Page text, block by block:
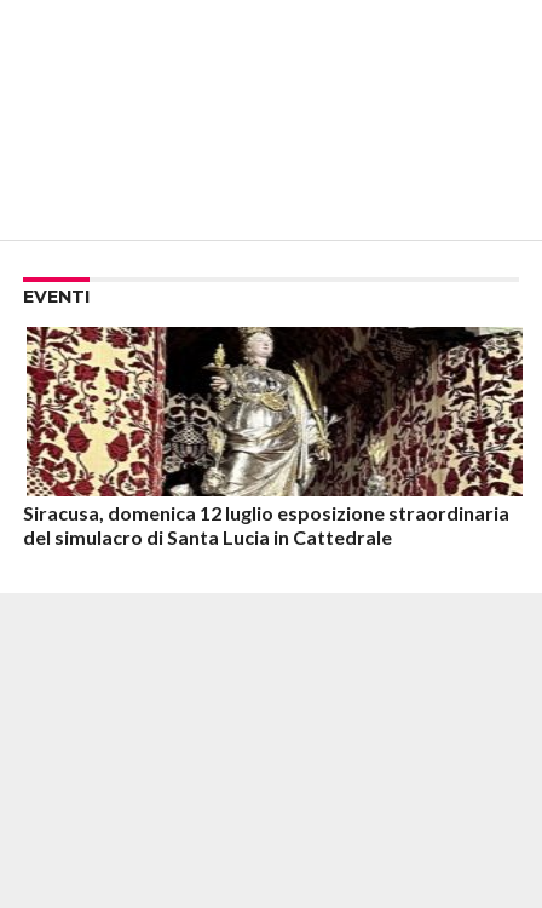
EVENTI
Siracusa, domenica 12 luglio esposizione straordinaria
del simulacro di Santa Lucia in Cattedrale